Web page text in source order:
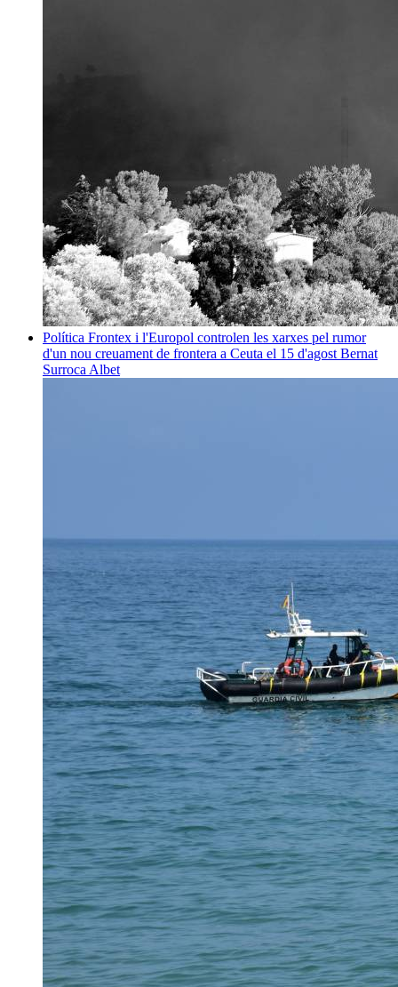
Política Frontex i l'Europol controlen les xarxes pel rumor
d'un nou creuament de frontera a Ceuta el 15 d'agost Bernat
Surroca Albet